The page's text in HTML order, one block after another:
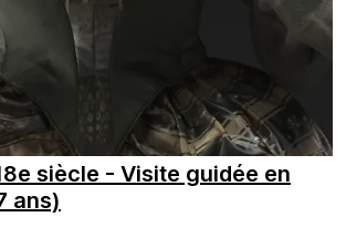
siècle - Visite guidée en
ans)